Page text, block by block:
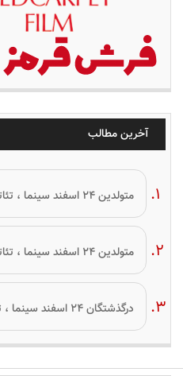
آخرین مطالب
متولدین ۲۴ اسفند سینما ، تئاتر و موسیقی؛ مریم معصومی
متولدین ۲۴ اسفند سینما ، تئاتر و موسیقی؛ اسفندیار منفردزاده
درگذشتگان ۲۴ اسفند سینما ، تئاتر و موسیقی؛ علی تجویدی